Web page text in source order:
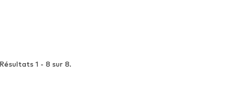
Résultats 1 - 8 sur 8.